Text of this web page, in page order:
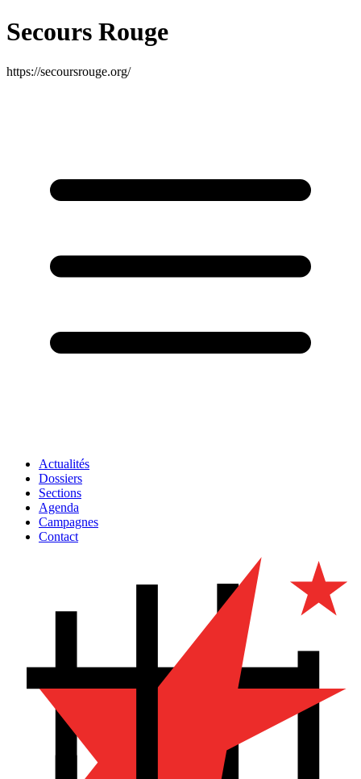
Secours Rouge
https://secoursrouge.org/
Actualités
Dossiers
Sections
Agenda
Campagnes
Contact